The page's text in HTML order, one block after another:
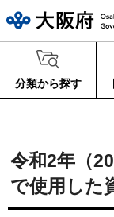
分類から探す
令和2年（
で使用した